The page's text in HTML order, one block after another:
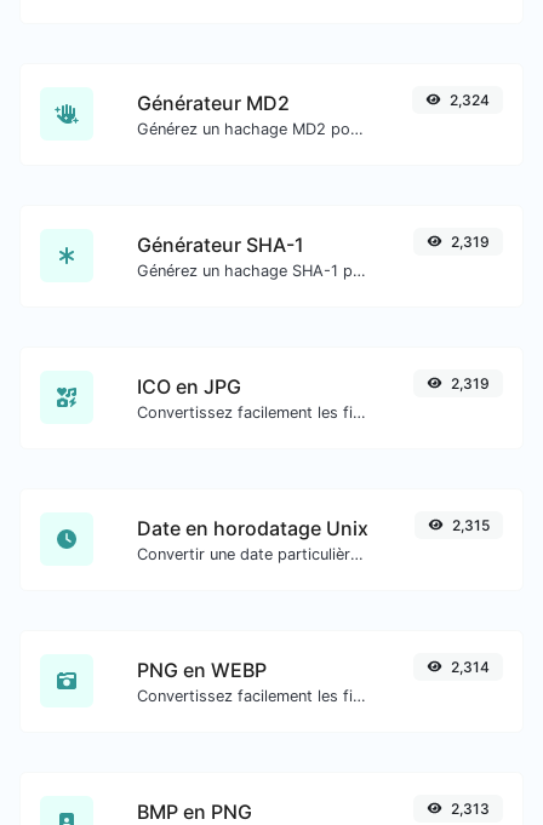
Générateur MD2
Générez un hachage MD2 pour toute entrée de chaîne.
2,324
Générateur SHA-1
Générez un hachage SHA-1 pour toute entrée de chaîne.
2,319
ICO en JPG
Convertissez facilement les fichiers image ICO en JPG.
2,319
Date en horodatage Unix
Convertir une date particulière au format de timestamp Unix.
2,315
PNG en WEBP
Convertissez facilement les fichiers image PNG en WEBP.
2,314
BMP en PNG 2,313